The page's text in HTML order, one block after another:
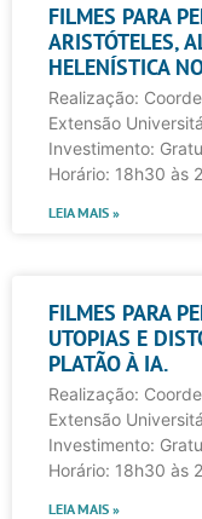
FILMES PARA
ARISTÓTELES,
HELENÍSTICA
Realização:
Extensão
Investimento:
Horário: 18h30 às
LEIA MAIS »
FILMES PARA
UTOPIAS E
PLATÃO À IA.
Realização:
Extensão
Investimento:
Horário: 18h30 às
LEIA MAIS »